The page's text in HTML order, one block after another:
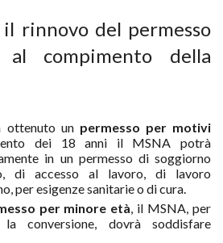
il rinnovo del permesso
compimento della
ottenuto un permesso per motivi
dei 18 anni il MSNA potrà
in un permesso di soggiorno
di accesso al lavoro, di lavoro
per esigenze sanitarie o di cura.
per minore età, il MSNA, per
conversione, dovrà soddisfare